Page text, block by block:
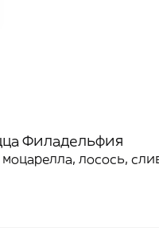
Филадельфия
лосось,